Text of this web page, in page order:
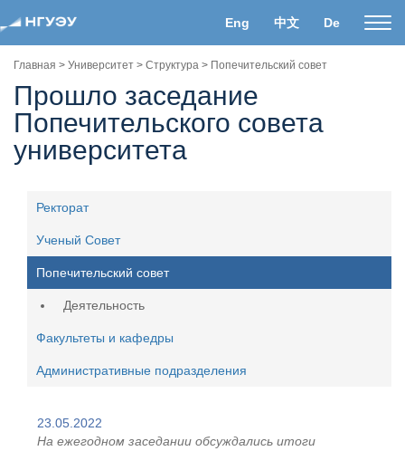
Eng 中文 De
Главная > Университет > Структура > Попечительский совет
Прошло заседание
Попечительского совета
университета
Ректорат
Ученый Совет
Попечительский совет
Деятельность
Факультеты и кафедры
Административные подразделения
23.05.2022
На ежегодном заседании обсуждались итоги